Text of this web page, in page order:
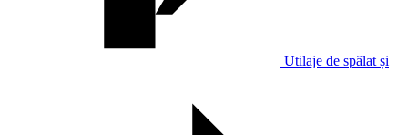
Utilaje de spălat și